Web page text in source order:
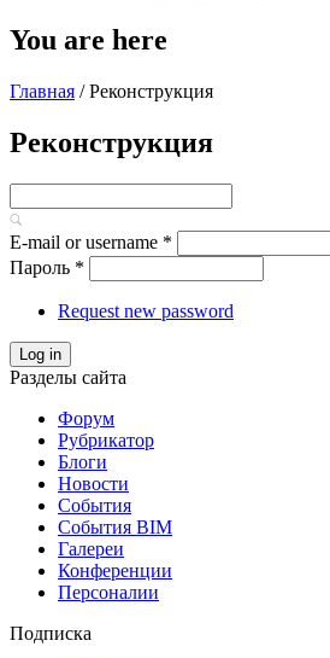
You are here
Главная / Реконструкция
Реконструкция
E-mail or username *
Пароль *
Request new password
Log in
Разделы сайта
Форум
Рубрикатор
Блоги
Новости
События
События BIM
Галереи
Конференции
Персоналии
Подписка